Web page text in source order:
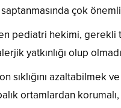
çok
pediatri hekimi, gerekli
yatkınlığı olup
sıklığını azaltabilmek
ortamlardan